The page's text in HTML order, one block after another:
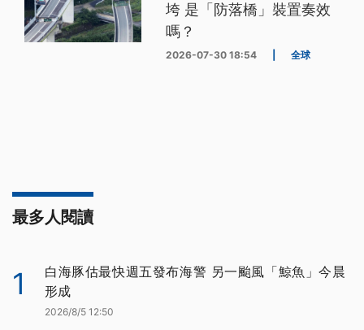
垮 是「防落橋」裝置奏效
嗎？
2026-07-30 18:54 全球
最多人閱讀
1
白海豚估最快週五發布海警 另一颱風「鯨魚」今晨
形成
2026/8/5 12:50